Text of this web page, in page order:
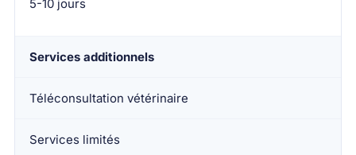
5-10 jours
Services additionnels
Téléconsultation vétérinaire
Services limités